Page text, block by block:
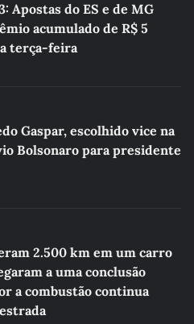
Apostas do ES e de MG
acumulado de R$ 5
terça-feira
Gaspar, escolhido vice na
Bolsonaro para presidente
2.500 km em um carro
a uma conclusão
a combustão continua